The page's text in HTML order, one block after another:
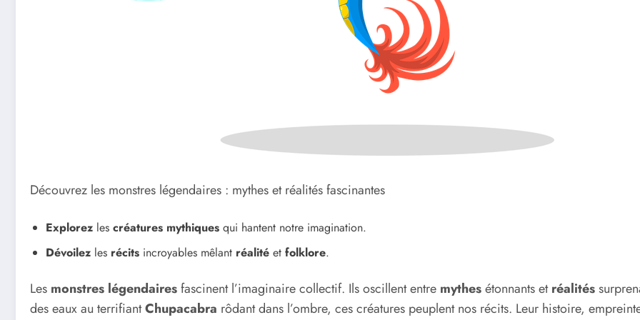
Découvrez les monstres légendaires : mythes et réalités fascinantes
Explorez les créatures mythiques qui hantent notre imagination.
Dévoilez les récits incroyables mêlant réalité et folklore.
Les monstres légendairesfascinent l’imaginaire collectif. Ils oscillent entre mythesétonnants etréalités
des eaux au terrifiantChupacabra rôdant dans l’ombre, ces créatures peuplent nos récits. Leur histoire,